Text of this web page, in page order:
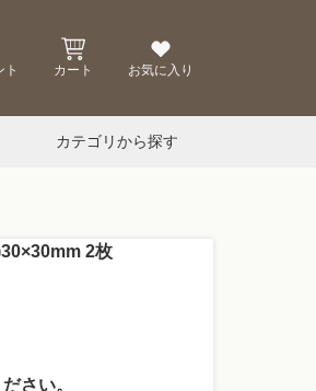
ト カート お気に入り
カテゴリから探す
2枚
さい。